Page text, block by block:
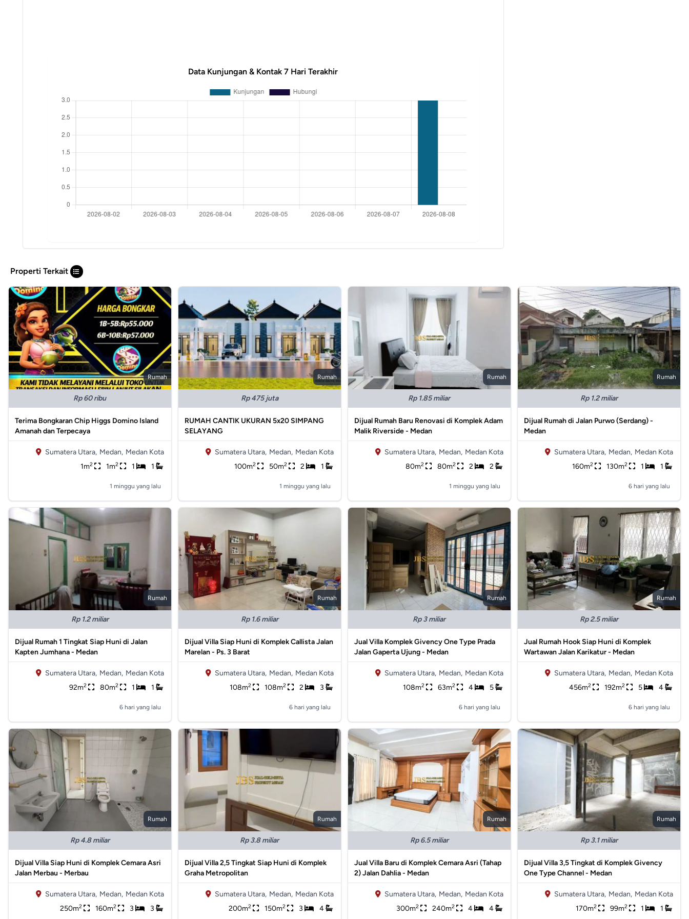
Data Kunjungan & Kontak 7 Hari Terakhir
Properti Terkait
Rumah
Rp 60 ribu
Terima Bongkaran Chip Higgs Domino Island
Amanah dan Terpecaya
Sumatera Utara, Medan, Medan Kota
1m2 1m2 1 1
1 minggu yang lalu
Rumah
Rp 475 juta
RUMAH CANTIK UKURAN 5x20 SIMPANG
SELAYANG
Sumatera Utara, Medan, Medan Kota
100m2 50m2 2 1
1 minggu yang lalu
Rumah
Rp 1.85 miliar
Dijual Rumah Baru Renovasi di Komplek Adam
Malik Riverside - Medan
Sumatera Utara, Medan, Medan Kota
80m2 80m2 2 2
1 minggu yang lalu
Rumah
Rp 1.2 miliar
Dijual Rumah di Jalan Purwo (Serdang) -
Medan
Sumatera Utara, Medan, Medan Kota
160m2 130m2 1 1
6 hari yang lalu
Rumah
Rp 1.2 miliar
Dijual Rumah 1 Tingkat Siap Huni di Jalan
Kapten Jumhana - Medan
Sumatera Utara, Medan, Medan Kota
92m2 80m2 1 1
6 hari yang lalu
Rumah
Rp 1.6 miliar
Dijual Villa Siap Huni di Komplek Callista Jalan
Marelan - Ps. 3 Barat
Sumatera Utara, Medan, Medan Kota
108m2 108m2 2 3
6 hari yang lalu
Rumah
Rp 3 miliar
Jual Villa Komplek Givency One Type Prada
Jalan Gaperta Ujung - Medan
Sumatera Utara, Medan, Medan Kota
108m2 63m2 4 5
6 hari yang lalu
Rumah
Rp 2.5 miliar
Jual Rumah Hook Siap Huni di Komplek
Wartawan Jalan Karikatur - Medan
Sumatera Utara, Medan, Medan Kota
456m2 192m2 5 4
6 hari yang lalu
Rumah
Rp 4.8 miliar
Dijual Villa Siap Huni di Komplek Cemara Asri
Jalan Merbau - Merbau
Sumatera Utara, Medan, Medan Kota
250m2 160m2 3 3
Rumah
Rp 3.8 miliar
Dijual Villa 2,5 Tingkat Siap Huni di Komplek
Graha Metropolitan
Sumatera Utara, Medan, Medan Kota
200m2 150m2 3 4
Rumah
Rp 6.5 miliar
Jual Villa Baru di Komplek Cemara Asri (Tahap
2) Jalan Dahlia - Medan
Sumatera Utara, Medan, Medan Kota
300m2 240m2 4 4
Rumah
Rp 3.1 miliar
Dijual Villa 3,5 Tingkat di Komplek Givency
One Type Channel - Medan
Sumatera Utara, Medan, Medan Kota
170m2 99m2 1 1